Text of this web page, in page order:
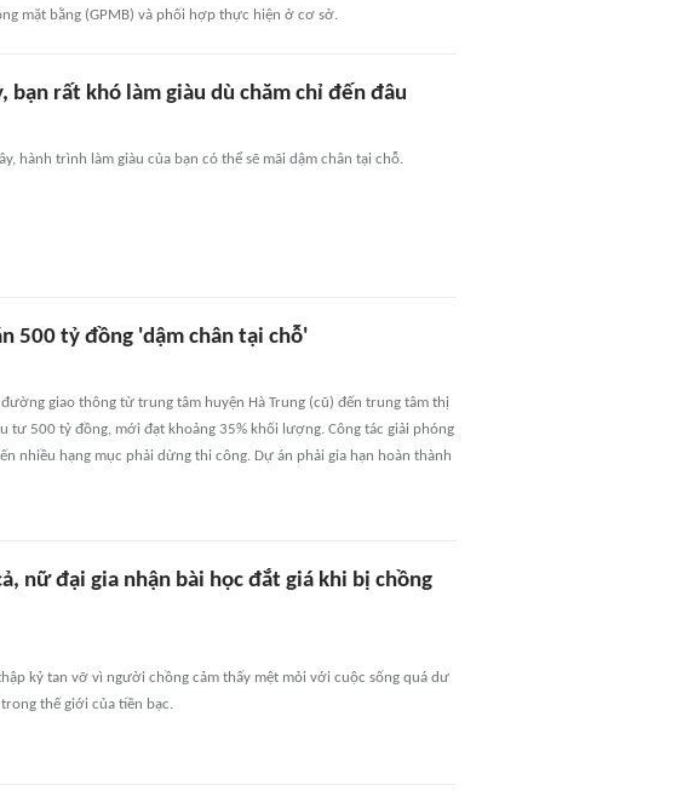
mặt bằng (GPMB) và phối hợp thực hiện ở cơ sở.
bạn rất khó làm giàu dù chăm chỉ đến đâu
hành trình làm giàu của bạn có thể sẽ mãi dậm chân tại chỗ.
500 tỷ đồng 'dậm chân tại chỗ'
giao thông từ trung tâm huyện Hà Trung (cũ) đến trung tâm thị
tư 500 tỷ đồng, mới đạt khoảng 35% khối lượng. Công tác giải phóng
nhiều hạng mục phải dừng thi công. Dự án phải gia hạn hoàn thành
nữ đại gia nhận bài học đắt giá khi bị chồng
kỷ tan vỡ vì người chồng cảm thấy mệt mỏi với cuộc sống quá dư
thế giới của tiền bạc.